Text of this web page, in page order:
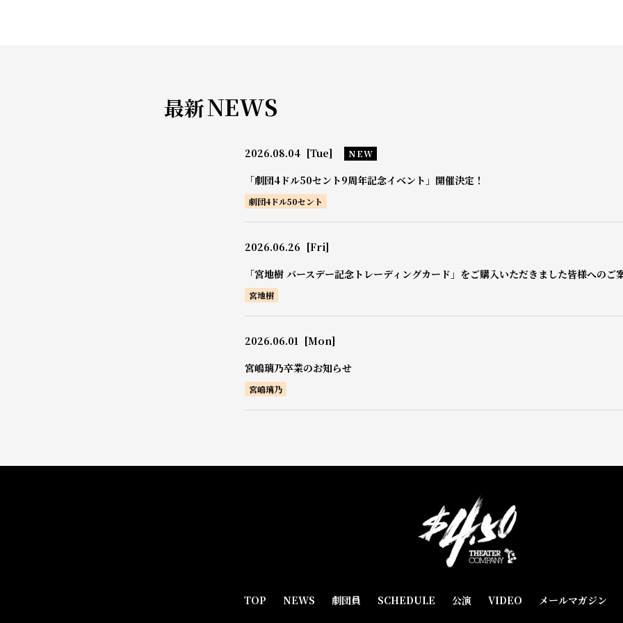
最新NEWS
2026.08.04 [Tue] NEW
「劇団4ドル50セント9周年記念イベント」開催決定！
劇団4ドル50セント
2026.06.26 [Fri]
「宮地樹 バースデー記念トレーディングカード」をご購入いただきました皆様へのご
宮地樹
2026.06.01 [Mon]
宮嶋璃乃卒業のお知らせ
宮嶋璃乃
TOP NEWS 劇団員 SCHEDULE 公演 VIDEO メールマガジン